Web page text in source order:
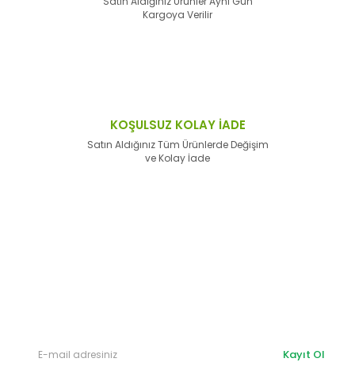
Kargoya Verilir
KOŞULSUZ KOLAY İADE
Satın Aldığınız Tüm Ürünlerde Değişim
ve Kolay İade
Kayıt Ol